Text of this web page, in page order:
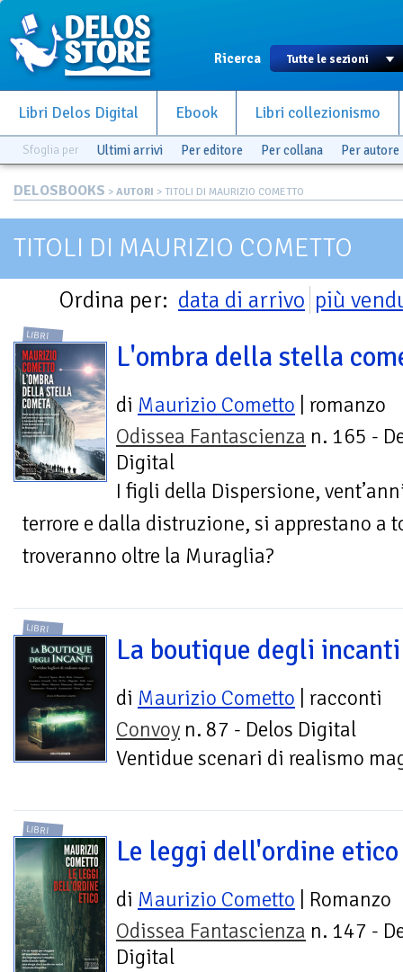
Ricerca
Libri Delos Digital Ebook Libri collezionismo
Sfoglia per Ultimi arrivi Per editore Per collana Per autore
DELOSBOOKS > AUTORI > TITOLI DI MAURIZIO COMETTO
TITOLI DI MAURIZIO COMETTO
Ordina per: data di arrivo più
LIBRI
L'ombra della stella
di Maurizio Cometto | romanzo
Odissea Fantascienza n. 165 -
Digital
I figli della Dispersione,
terrore e dalla distruzione, si apprestano a
troveranno oltre la Muraglia?
LIBRI
La boutique degli incanti
di Maurizio Cometto | racconti
Convoy n. 87 - Delos Digital
Ventidue scenari di realismo
LIBRI
Le leggi dell'ordine etico
di Maurizio Cometto | Romanzo
Odissea Fantascienza n. 147 -
Digital